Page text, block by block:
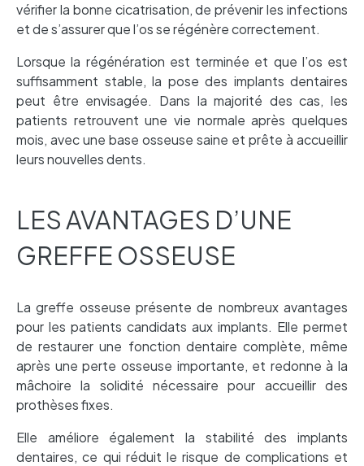
vérifier la bonne cicatrisation, de prévenir les infections
et de s’assurer que l’os se régénère correctement.
Lorsque la régénération est terminée et que l’os est
suffisamment stable, la pose des implants dentaires
peut être envisagée. Dans la majorité des cas, les
patients retrouvent une vie normale après quelques
mois, avec une base osseuse saine et prête à accueillir
leurs nouvelles dents.
LES AVANTAGES D’UNE
GREFFE OSSEUSE
La greffe osseuse présente de nombreux avantages
pour les patients candidats aux implants. Elle permet
de restaurer une fonction dentaire complète, même
après une perte osseuse importante, et redonne à la
mâchoire la solidité nécessaire pour accueillir des
prothèses fixes.
Elle améliore également la stabilité des implants
dentaires, ce qui réduit le risque de complications et